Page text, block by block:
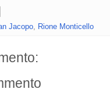
Jacopo Rione Monticello